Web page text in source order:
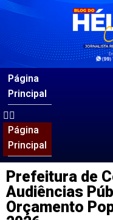
Página
Principal
Página
Principal
Prefeitura de
Audiências
Orçamento